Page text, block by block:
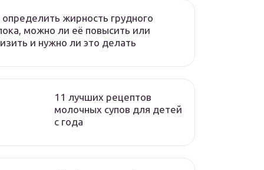
определить жирность грудного
можно ли её повысить или
и нужно ли это делать
11 лучших рецептов
молочных супов для детей
с года